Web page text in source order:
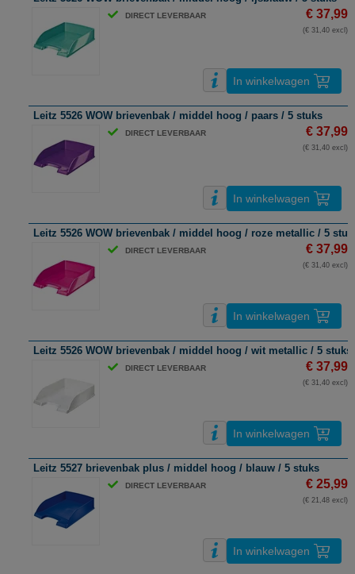
DIRECT LEVERBAAR € 37,99
(€ 31,40 excl)
In winkelwagen
Leitz 5526 WOW brievenbak / middel hoog / paars / 5 stuks
DIRECT LEVERBAAR € 37,99
(€ 31,40 excl)
In winkelwagen
Leitz 5526 WOW brievenbak / middel hoog / roze metallic / 5
DIRECT LEVERBAAR € 37,99
(€ 31,40 excl)
In winkelwagen
Leitz 5526 WOW brievenbak / middel hoog / wit metallic / 5 stuks
DIRECT LEVERBAAR € 37,99
(€ 31,40 excl)
In winkelwagen
Leitz 5527 brievenbak plus / middel hoog / blauw / 5 stuks
DIRECT LEVERBAAR € 25,99
(€ 21,48 excl)
In winkelwagen